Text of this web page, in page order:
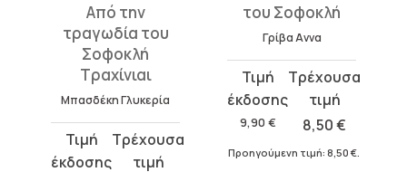
Από την
τραγωδία του
Σοφοκλή
Τραχίνιαι
Μπασδέκη Γλυκερία
Original
price
τρέχουσα
του Σοφοκλή
Γρίβα Αννα
9,90 €
Original
price
was:
9,90 €.
8,50€
τρέχουσα
τιμή
Προηγούμενη τιμή: 8,50 €